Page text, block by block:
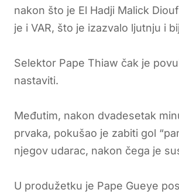
nakon što je El Hadji Malick
je i VAR, što je izazvalo ljutnju i
Selektor Pape Thiaw čak je
nastaviti.
Međutim, nakon dvadesetak
prvaka, pokušao je zabiti gol
njegov udarac, nakon čega je
U produžetku je Pape Gueye